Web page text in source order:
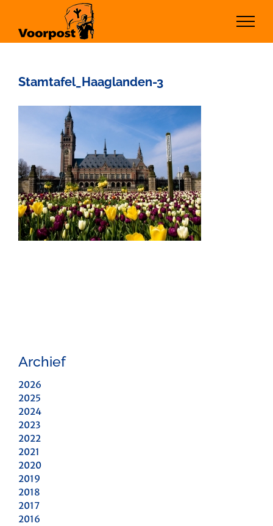
inhoud
Stamtafel_Haaglanden-3
Archief
2026
2025
2024
2023
2022
2021
2020
2019
2018
2017
2016